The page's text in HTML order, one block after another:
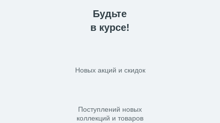
Будьте
в курсе!
Новых акций и скидок
Поступлений новых
коллекций и товаров